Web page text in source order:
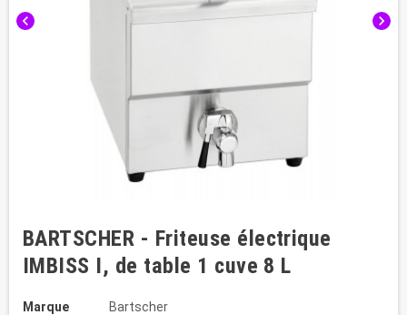
chevron_left chevron_right
BARTSCHER - Friteuse électrique
IMBISS I, de table 1 cuve 8 L
Marque
Bartscher